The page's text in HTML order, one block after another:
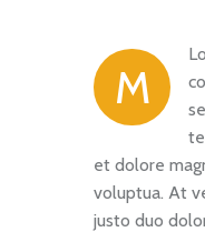
M
et dolore
voluptua. At
justo duo